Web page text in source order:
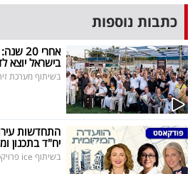
פרסמו
באייס
עקבו
אחרינו:
כתבות נוספות
אחרי
בישראל יוצא
בשיתוף מערכת
יח"ד בתכנון
בשיתוף ice פרויקטים